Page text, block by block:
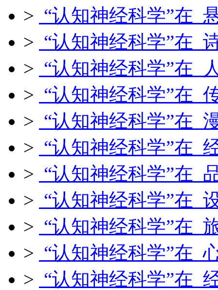
> “认知神经科学”在
> “认知神经科学”在
> “认知神经科学”在
> “认知神经科学”在
> “认知神经科学”在
> “认知神经科学”在
> “认知神经科学”在
> “认知神经科学”在
> “认知神经科学”在
> “认知神经科学”在
> “认知神经科学”在